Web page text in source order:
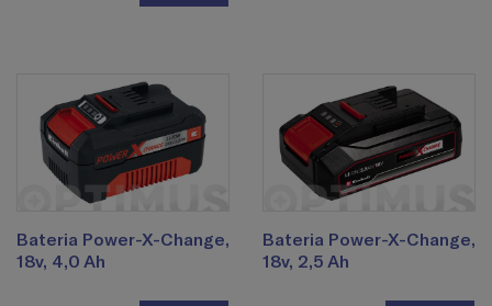
Bateria Power-X-Change,
18v, 4,0 Ah
Bateria Power-X-Change,
18v, 2,5 Ah